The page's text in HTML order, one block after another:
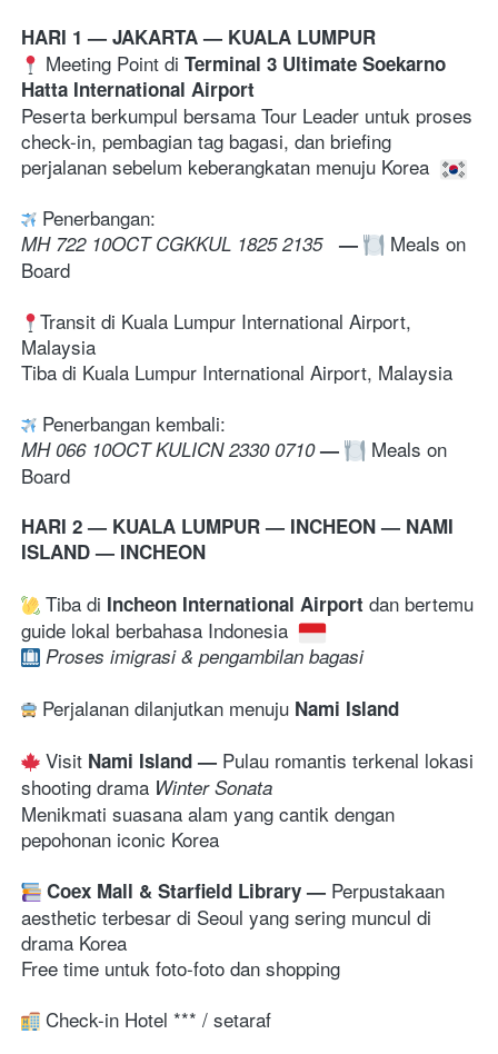
HARI 1 — JAKARTA — KUALA LUMPUR
Meeting Point di Terminal 3 Ultimate Soekarno
Hatta International Airport
Peserta berkumpul bersama Tour Leader untuk proses
check-in, pembagian tag bagasi, dan briefing
perjalanan sebelum keberangkatan menuju Korea
Penerbangan:
MH 722 10OCT CGKKUL 1825 2135 —
Meals on
Board
Transit di Kuala Lumpur International Airport,
Malaysia
Tiba di Kuala Lumpur International Airport, Malaysia
Penerbangan kembali:
MH 066 10OCT KULICN 2330 0710 —
Meals on
Board
HARI 2 — KUALA LUMPUR — INCHEON — NAMI
ISLAND — INCHEON
Tiba di Incheon International Airport dan bertemu
guide lokal berbahasa Indonesia
Proses imigrasi & pengambilan bagasi
Perjalanan dilanjutkan menuju Nami Island
Visit Nami Island — Pulau romantis terkenal lokasi
shooting drama Winter Sonata
Menikmati suasana alam yang cantik dengan
pepohonan iconic Korea
Coex Mall & Starfield Library — Perpustakaan
aesthetic terbesar di Seoul yang sering muncul di
drama Korea
Free time untuk foto-foto dan shopping
Check-in Hotel *** / setaraf